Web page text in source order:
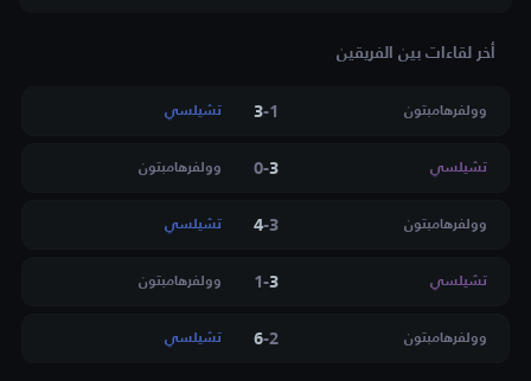
أخر لقاءات بين الفريقين
وولفرهامبتون 1
-
3 تشيلسي
تشيلسي 3
-
0 وولفرهامبتون
وولفرهامبتون 3
-
4 تشيلسي
تشيلسي 3
-
1 وولفرهامبتون
وولفرهامبتون 2
-
6 تشيلسي